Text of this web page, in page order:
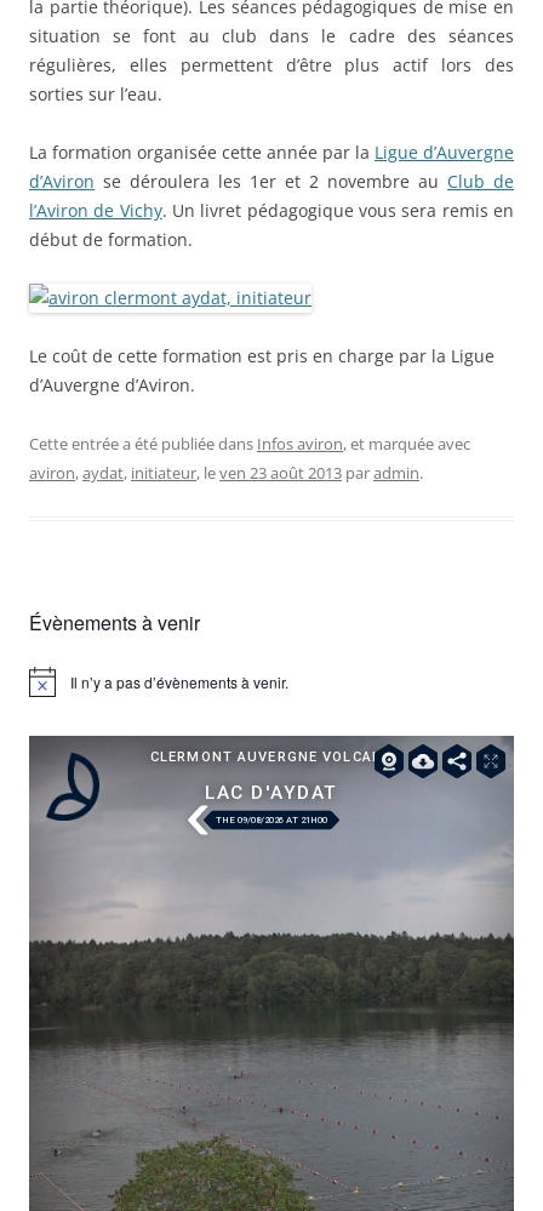
la partie théorique). Les séances pédagogiques de mise en
situation se font au club dans le cadre des séances
régulières, elles permettent d’être plus actif lors des
sorties sur l’eau.
La formation organisée cette année par la Ligue d’Auvergne
d’Aviron se déroulera les 1er et 2 novembre au Club de
l’Aviron de Vichy. Un livret pédagogique vous sera remis en
début de formation.
Le coût de cette formation est pris en charge par la Ligue
d’Auvergne d’Aviron.
Cette entrée a été publiée dans Infos aviron, et marquée avec
aviron,aydat, initiateur, leven 23 août 2013 paradmin.
Évènements à venir
Notice Il n’y a pas d’évènements à venir.